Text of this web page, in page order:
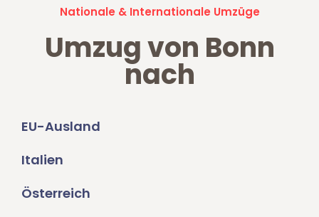
Nationale & Internationale Umzüge
Umzug von Bonn
nach
EU-Ausland
Italien
Österreich